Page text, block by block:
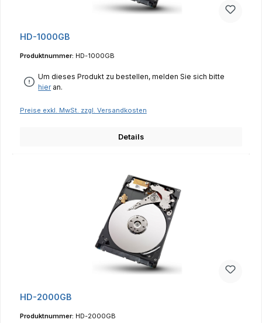
HD-1000GB
Produktnummer: HD-1000GB
Um dieses Produkt zu bestellen, melden Sie sich bitte
hieran.
Preise exkl. MwSt. zzgl. Versandkosten
Details
HD-2000GB
Produktnummer: HD-2000GB